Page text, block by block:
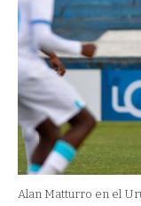
Alan Matturro en el